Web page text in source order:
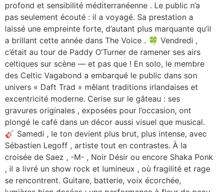
profond et sensibilité méditerranéenne . Le public n’a
pas seulement écouté : il a voyagé. Sa prestation a
laissé une empreinte forte, d’autant plus marquante qu’il
a brillant cette année dans The Voice . 🍀 Vendredi ,
c’était au tour de Paddy O’Turner de ramener ses airs
celtiques sur scène — et pas que ! En solo, le membre
des Celtic Vagabond a embarqué le public dans son
univers « Daft Trad » mêlant traditions irlandaises et
excentricité moderne. Cerise sur le gâteau : ses
gravures originales , exposées pour l’occasion, ont
plongé le café dans un décor aussi visuel que musical.
🎸 Samedi , le ton devient plus brut, plus intense, avec
Sébastien Legoff , artiste tout en contrastes. À la
croisée de Saez , -M- , Noir Désir ou encore Shaka Ponk
, il a livré un show rock et lumineux , où fragilité et rage
se rencontrent. Guitare, batterie, voix écorchée,